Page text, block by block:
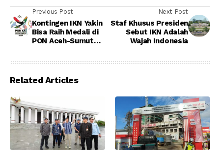
Previous Post
Kontingen IKN Yakin
Bisa Raih Medali di
PON Aceh-Sumut
Next Post
Staf Khusus Presiden
Sebut IKN Adalah
Wajah Indonesia
Related Articles